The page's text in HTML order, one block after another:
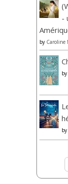
-
by Caroline
by
by